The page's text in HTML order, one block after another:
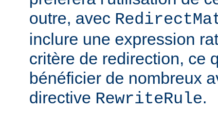
outre, avec
inclure une expression
critère de redirection, ce
bénéficier de nombreux
directive RewriteRule.